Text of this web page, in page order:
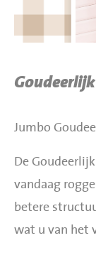
Jumbo
De
vandaag
betere
wat u van het